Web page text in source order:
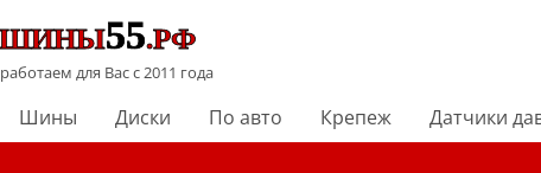
работаем для Вас с 2011 года
Шины Диски По авто Крепеж Датчики